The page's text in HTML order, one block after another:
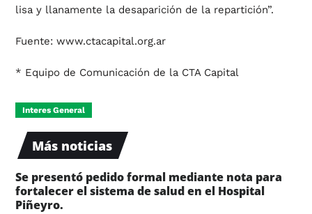
lisa y llanamente la desaparición de la repartición”.
Fuente: www.ctacapital.org.ar
* Equipo de Comunicación de la CTA Capital
Interes General
Más noticias
Se presentó pedido formal mediante nota para
fortalecer el sistema de salud en el Hospital
Piñeyro.